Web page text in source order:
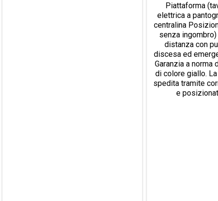
Piattaforma
elettrica a
centralina
senza
distanza con
discesa ed
Garanzia a norma
di colore giallo.
spedita tramite
e